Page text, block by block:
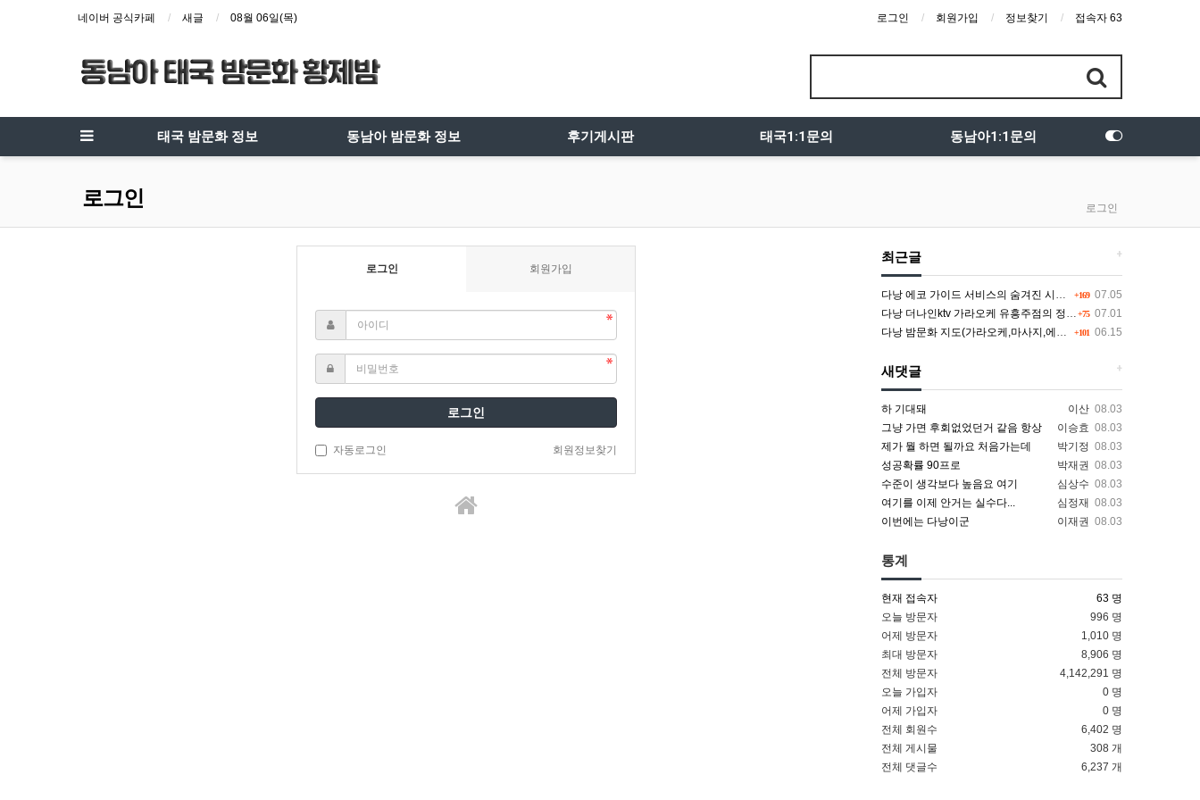
네이버 공식카페 새글 08월 06일(목) 로그인 회원가입 정보찾기 접속자 63
태국 밤문화 정보 동남아 밤문화 정보 후기게시판 태국1:1문의 동남아1:1문의
로그인 로그인
로그인 회원가입
로그인
자동로그인 회원정보찾기
+
최근글
+169 07.05
다낭 에코 가이드 서비스의 숨겨진 시스템과 다채로운 인력 풀의 진실
+75 07.01
다낭 더나인ktv 가라오케 유흥주점의 정석을 찾고 있다면 여기
+101 06.15
다낭 밤문화 지도(가라오케,마사지,에코걸,토킹바,클럽) 유흥별 가격 및 후기공유
+
새댓글
이산 08.03
하 기대돼
이승효 08.03
그냥 가면 후회없었던거 같음 항상
박기정 08.03
제가 뭘 하면 될까요 처음가는데
박재권 08.03
성공확률 90프로
심상수 08.03
수준이 생각보다 높음요 여기
심정재 08.03
여기를 이제 안거는 실수다...
이재권 08.03
이번에는 다낭이군
통계
현재 접속자
63 명
오늘 방문자
996 명
어제 방문자
1,010 명
최대 방문자
8,906 명
전체 방문자
4,142,291 명
오늘 가입자
0 명
어제 가입자
0 명
전체 회원수
6,402 명
전체 게시물
308 개
전체 댓글수
6,237 개